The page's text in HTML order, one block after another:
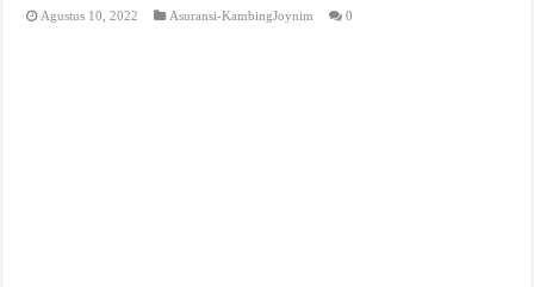
Agustus 10, 2022 Asuransi-KambingJoynim 0